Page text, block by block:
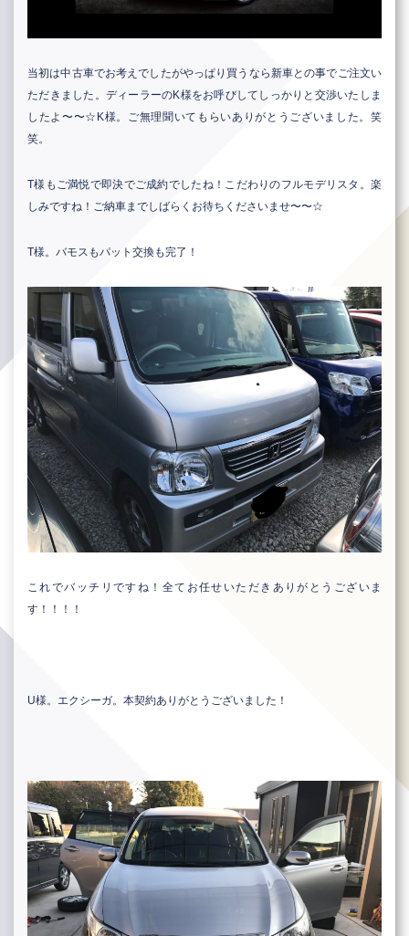
当初は中古車でお考えでしたがやっぱり買うなら新車との事でご注文い
ただきました。ディーラーのK様をお呼びしてしっかりと交渉いたしま
したよ〜〜☆K様。ご無理聞いてもらいありがとうございました。笑
笑。
T様もご満悦で即決でご成約でしたね！こだわりのフルモデリスタ。楽
しみですね！ご納車までしばらくお待ちくださいませ〜〜☆
T様。バモスもパット交換も完了！
これでバッチリですね！全てお任せいただきありがとうございま
す！！！！
U様。エクシーガ。本契約ありがとうございました！